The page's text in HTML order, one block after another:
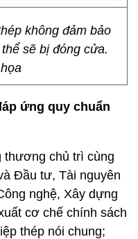
không đảm bảo
sẽ bị đóng cửa.
ứng quy chuẩn
thương chủ trì cùng
Đầu tư, Tài nguyên
nghệ, Xây dựng
cơ chế chính sách
thép nói chung;